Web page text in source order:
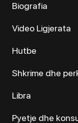
Biografia
Video Ligjerata
Hutbe
Shkrime dhe
Libra
Pyetje dhe